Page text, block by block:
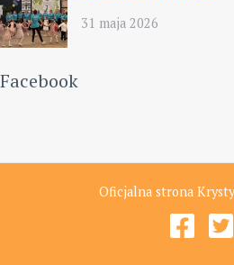
31 maja 2026
Facebook
Oficjalna strona